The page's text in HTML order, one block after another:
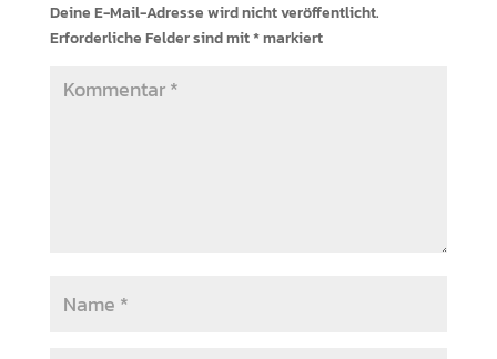
Deine E-Mail-Adresse wird nicht veröffentlicht.
Erforderliche Felder sind mit*markiert